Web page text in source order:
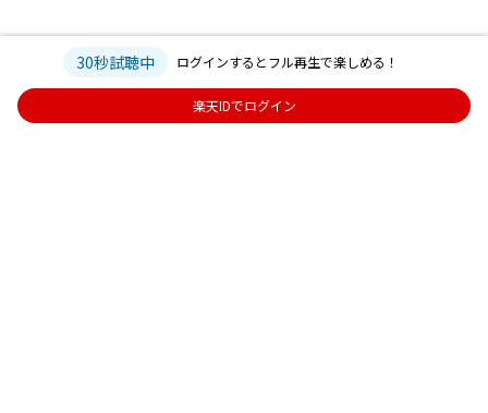
30秒試聴中 ログインするとフル再生で楽しめる！
楽天IDでログイン